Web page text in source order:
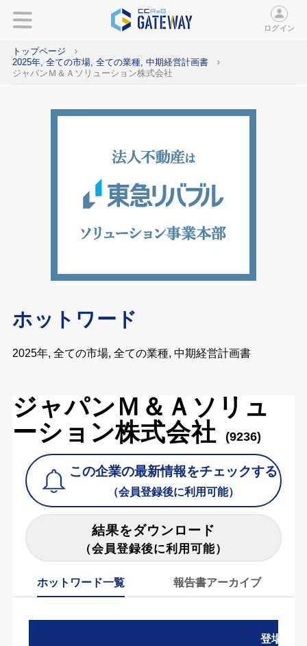
ログイン
トップページ
2025年, 全ての市場, 全ての業種, 中期経営計画書
ジャパンＭ＆Ａソリューション株式会社
ホットワード
2025年, 全ての市場, 全ての業種, 中期経営計画書
ジャパンＭ＆Ａソリュ
ーション株式会社
(9236)
この企業の最新情報をチェックする
（会員登録後に利用可能）
結果をダウンロード
（会員登録後に利用可能）
ホットワード一覧 報告書アーカイブ
登場数